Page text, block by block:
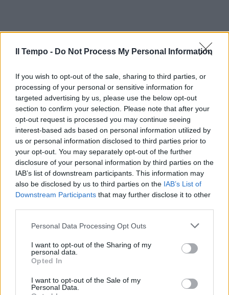
Il Tempo - Do Not Process My Personal Information
If you wish to opt-out of the sale, sharing to third parties, or
processing of your personal or sensitive information for
targeted advertising by us, please use the below opt-out
section to confirm your selection. Please note that after your
opt-out request is processed you may continue seeing
interest-based ads based on personal information utilized by
us or personal information disclosed to third parties prior to
your opt-out. You may separately opt-out of the further
disclosure of your personal information by third parties on the
IAB’s list of downstream participants. This information may
also be disclosed by us to third parties on the IAB’s List of
Downstream Participants that may further disclose it to other
Personal Data Processing Opt Outs
I want to opt-out of the Sharing of my
personal data.
Opted In
I want to opt-out of the Sale of my
Personal Data.
In evidenza